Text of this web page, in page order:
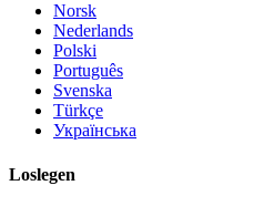
Norsk
Nederlands
Polski
Português
Svenska
Türkçe
Українська
Loslegen